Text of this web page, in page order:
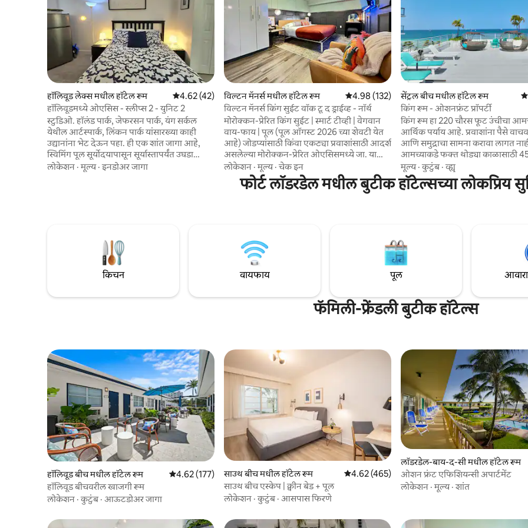
हॉलिवूड लेक्स मधील हॉटेल रूम 5 पैकी 4.62 सरासरी रेटिंग, 42 रिव्ह्यूज
4.62 (42)
हॉलिवूडमध्ये ओएसिस - स्लीप्स 2 - युनिट 2
स्टुडिओ. हॉलंड पार्क, जेफरसन पार्क, यंग सर्कल
येथील आर्टस्पार्क, लिंकन पार्क यांसारख्या काही
उद्यानांना भेट देऊन पहा. ही एक शांत जागा आहे,
स्विमिंग पूल सूर्योदयापासून सूर्यास्तापर्यंत उघडा
असतो. खोलीत तुम्हाला एक छान आणि शांत वेळ
चांगला वेळ घालवण्यासाठी आवश्यक असलेल्या सर्व
गोष्टी चालत जाण्याच्या अंतरावर आहेत, जोडप्यांसाठी
किंवा ये-जा करणाऱ्या प्रवाशांसाठी आदर्श.
लोकेशन ·मूल्य·इनडोअर जागा
विल्टन मॅनर्स मधील हॉटेल रूम 5 पैकी 4.98 सरासरी रेटिंग, 132 रिव्ह्यूज
4.98 (132)
विल्टन मॅनर्स किंग सुईट वॉक टू द ड्राईव्ह - नॉर्थ
मोरोक्कन-प्रेरित किंग सुईट | स्मार्ट टीव्ही | वेगवान
वाय-फाय | पूल (पूल ऑगस्ट 2026 च्या शेवटी येत
आहे) जोडप्यांसाठी किंवा एकट्या प्रवाशांसाठी आदर्श
असलेल्या मोरोक्कन-प्रेरित ओएसिसमध्ये जा. या
स्टाईलिश कार्यक्षम स्टुडिओमध्ये लक्झरी किंग बेड,
खाजगी एन-सुईट बाथ, कॉफी स्टेशन, मिनी फ्रिज,
टॉप स्ट्रीमिंग अ‍ॅप्ससह 55” स्मार्ट टीव्ही आणि वेगवान
बेडरूमच्या पर्यायांमध्ये एकत्र करा.
लोकेशन ·मूल्य·चेक इन
सेंट्रल बीच मधील हॉटेल रूम 5
किंग रूम - ओशनफ्रंट प्रॉपर्टी
किंग रूम हा 220 चौरस फूट उंचीचा
आर्थिक पर्याय आहे. प्रवाशांना पैसे
आणि समुद्राचा सामना करावा लागत
आमच्याकडे फक्त थोड्या काळासाठी
फूट स्टुडिओज आणि ओशनफ्रंट सुईट्स
आहेत. आम्ही फोर्ट लॉडरडेल बीचमधील
ऐतिहासिक बुटीक हॉटेल आहोत, जे
आवश्यक आहे जेणेकरून कुटुंबांना
काळजी करण्याची गरज नाही.
मूल्य·कुटुंब·व्ह्यू
फोर्ट लॉडरडेल मधील बुटीक हॉटेल्सच्या लोकप्रिय
किचन वायफाय पूल
फॅमिली-फ्रेंडली बुटीक हॉटेल्स
हॉलिवूड बीच मधील हॉटेल रूम 5 पैकी 4.62 सरासरी रेटिंग, 177 रिव्ह्यूज
4.62 (177)
हॉलिवूड बीचवरील खाजगी रूम
लोकेशन ·कुटुंब· आऊटडोअर जागा
साउथ बीच मधील हॉटेल रूम 5 पैकी 4.62 सरासरी रेटिंग, 465 रिव्ह्यूज
4.62 (465)
साउथ बीच एस्केप | क्वीन बेड + पूल
लोकेशन ·कुटुंब· आसपास फिरणे
लॉडरडेल-बाय-द-सी मधील हॉटेल रूम
ओशन फ्रंट एफिशियन्सी अपार्टमेंट
लोकेशन ·मूल्य·शांत